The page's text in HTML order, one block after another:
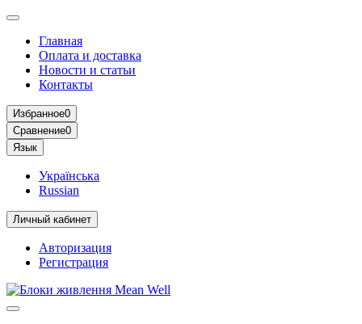
Главная
Оплата и доставка
Новости и статьи
Контакты
Избранное0
Сравнение0
Язык
Українська
Russian
Личный кабинет
Авторизация
Регистрация